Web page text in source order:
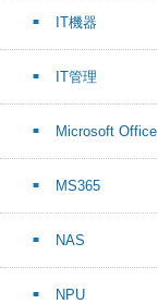
IT機器
IT管理
Microsoft Office
MS365
NAS
NPU